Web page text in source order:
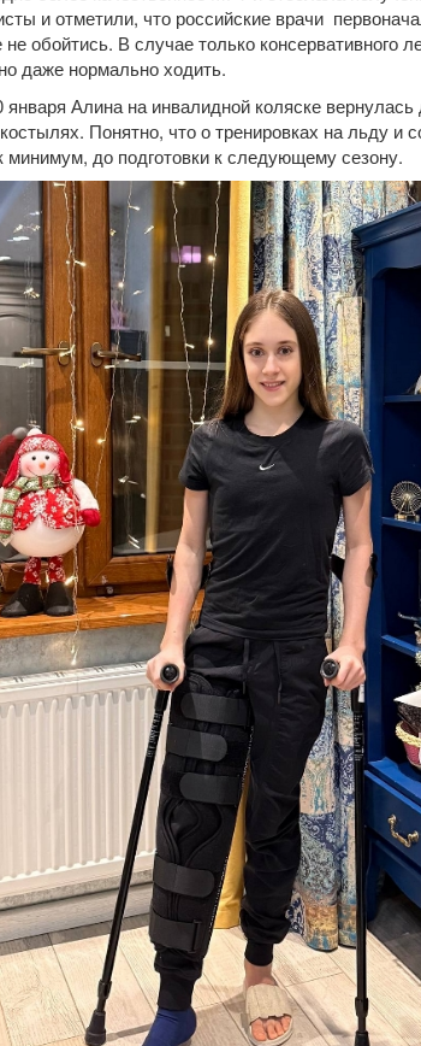
и отметили, что российские врачи
обойтись. В случае только консервативного
даже нормально ходить.
Алина на инвалидной коляске
Понятно, что о тренировках на льду и
минимум, до подготовки к следующему сезону.